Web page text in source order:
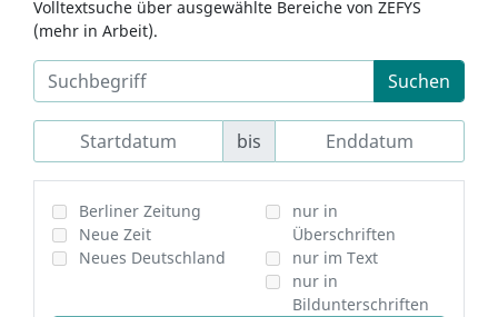
Volltextsuche über ausgewählte Bereiche von ZEFYS
(mehr in Arbeit).
Suchen
bis
Berliner Zeitung
Neue Zeit
Neues Deutschland
nur in
Überschriften
nur im Text
nur in
Bildunterschriften